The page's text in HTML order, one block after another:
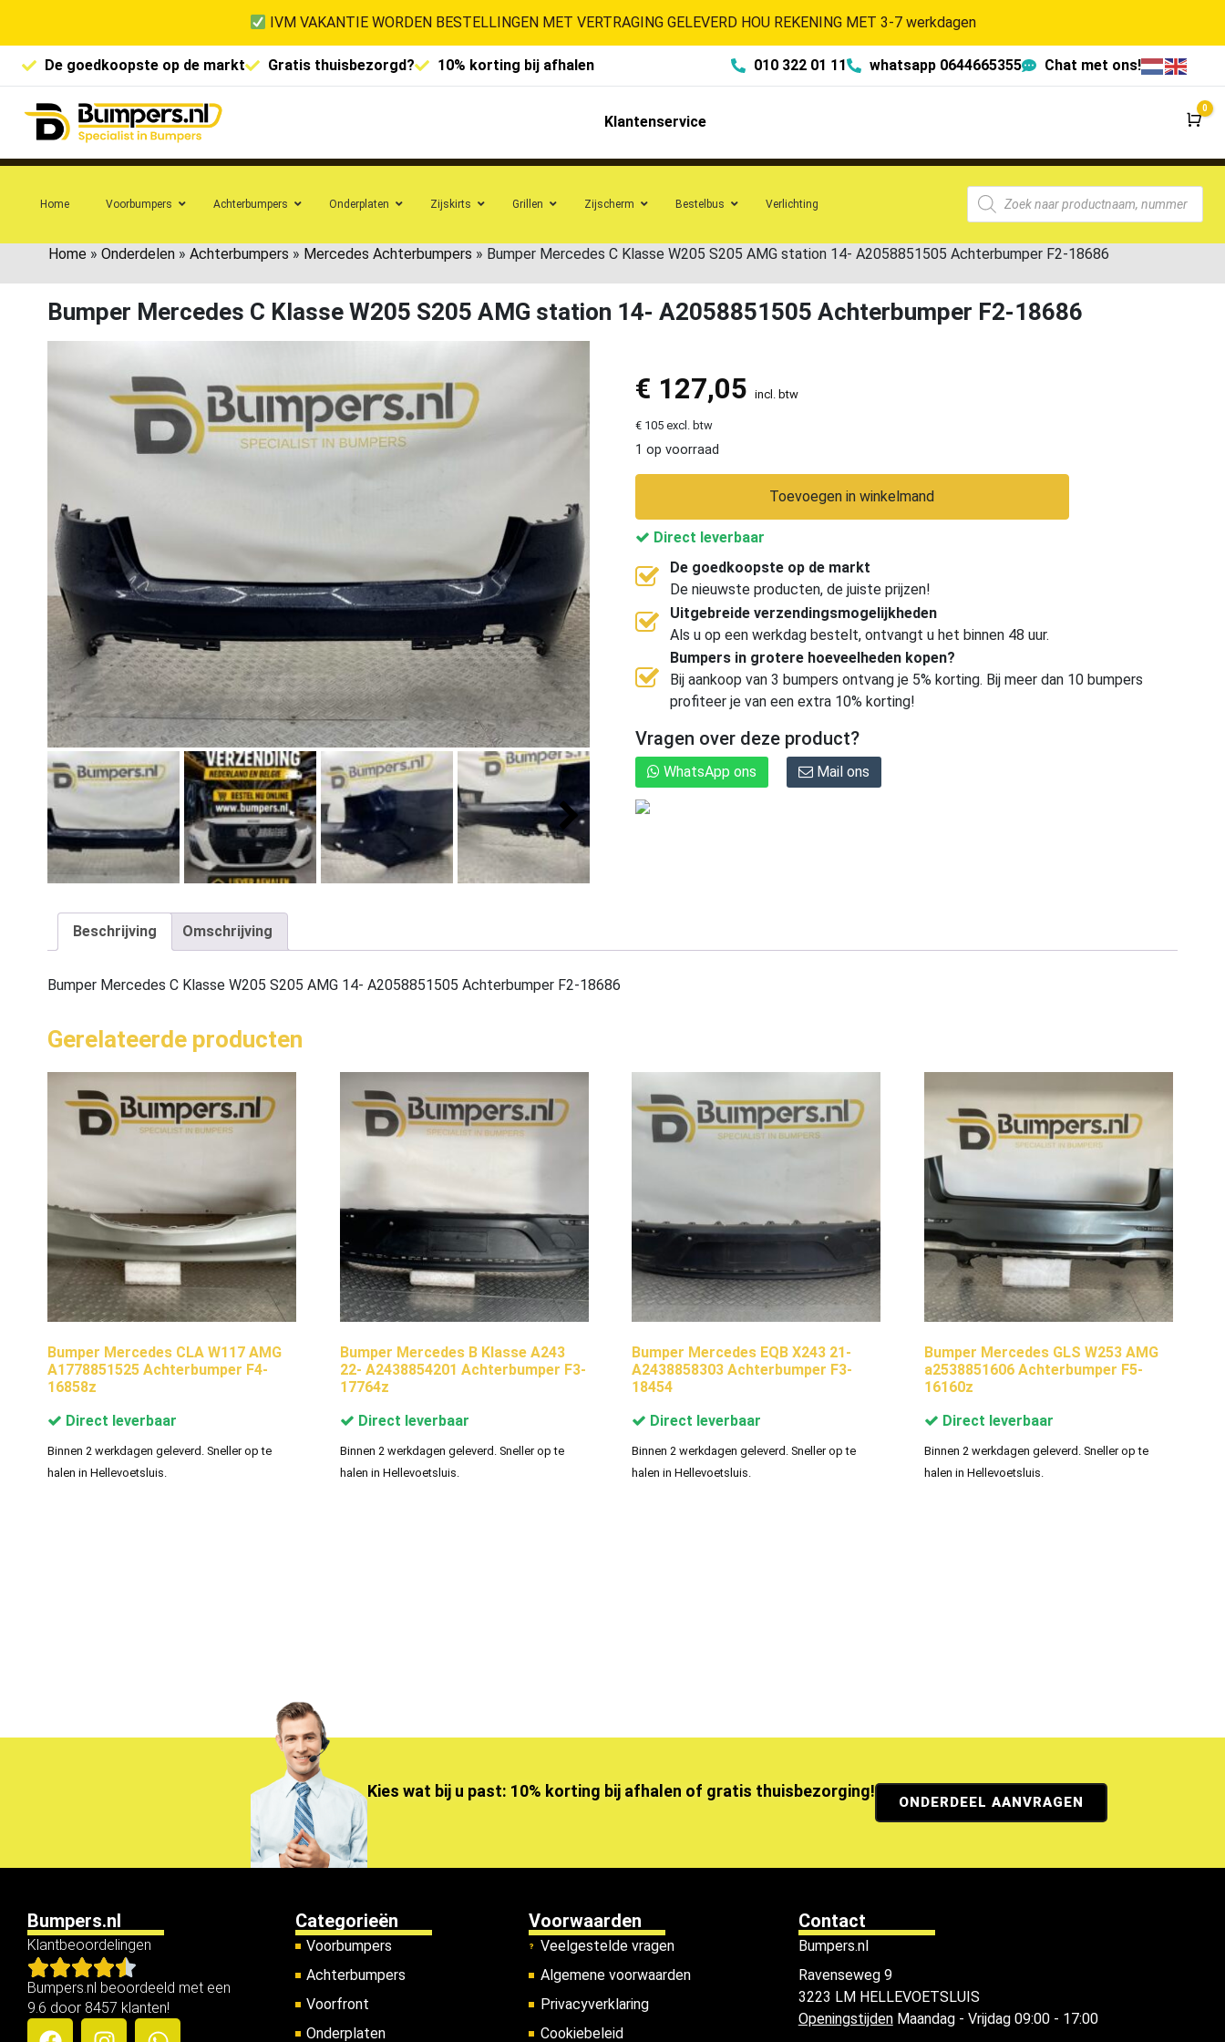
IVM VAKANTIE WORDEN BESTELLINGEN MET VERTRAGING GELEVERD HOU REKENING MET 3-7 werkdagen
De goedkoopste op de markt Gratis thuisbezorgd? 10% korting bij afhalen 010 322 01 11 whatsapp 0644665355 Chat met ons!
Klantenservice
0
Home Voorbumpers Achterbumpers Onderplaten Zijskirts Grillen Zijscherm Bestelbus Verlichting
Home » Onderdelen » Achterbumpers » Mercedes Achterbumpers » Bumper Mercedes C Klasse W205 S205 AMG station 14- A2058851505 Achterbumper F2-18686
Bumper Mercedes C Klasse W205 S205 AMG station 14- A2058851505 Achterbumper F2-18686
€ 127,05 incl. btw
€ 105 excl. btw
1 op voorraad
Toevoegen in winkelmand
Direct leverbaar
De goedkoopste op de markt
De nieuwste producten, de juiste prijzen!
Uitgebreide verzendingsmogelijkheden
Als u op een werkdag bestelt, ontvangt u het binnen 48 uur.
Bumpers in grotere hoeveelheden kopen?
Bij aankoop van 3 bumpers ontvang je 5% korting. Bij meer dan 10 bumpers
profiteer je van een extra 10% korting!
Vragen over deze product?
WhatsApp ons Mail ons
Beschrijving Omschrijving
Bumper Mercedes C Klasse W205 S205 AMG 14- A2058851505 Achterbumper F2-18686
Gerelateerde producten
Bumper Mercedes CLA W117 AMG
A1778851525 Achterbumper F4-
16858z
Direct leverbaar
Binnen 2 werkdagen geleverd. Sneller op te
halen in Hellevoetsluis.
Bumper Mercedes B Klasse A243
22- A2438854201 Achterbumper F3-
17764z
Direct leverbaar
Binnen 2 werkdagen geleverd. Sneller op te
halen in Hellevoetsluis.
Bumper Mercedes EQB X243 21-
A2438858303 Achterbumper F3-
18454
Direct leverbaar
Binnen 2 werkdagen geleverd. Sneller op te
halen in Hellevoetsluis.
Bumper Mercedes GLS W253 AMG
a2538851606 Achterbumper F5-
16160z
Direct leverbaar
Binnen 2 werkdagen geleverd. Sneller op te
halen in Hellevoetsluis.
Kies wat bij u past: 10% korting bij afhalen of gratis thuisbezorging!
ONDERDEEL AANVRAGEN
Bumpers.nl
Klantbeoordelingen
Bumpers.nl beoordeeld met een
9.6 door 8457 klanten!
Categorieën
Voorbumpers
Achterbumpers
Voorfront
Onderplaten
Voorwaarden
Veelgestelde vragen
Algemene voorwaarden
Privacyverklaring
Cookiebeleid
Contact
Bumpers.nl
Ravenseweg 9
3223 LM HELLEVOETSLUIS
OpeningstijdenMaandag - Vrijdag 09:00 - 17:00